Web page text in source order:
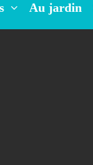
Au jardin